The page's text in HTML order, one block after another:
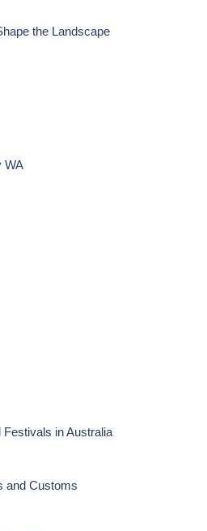
the Landscape
WA
in Australia
and Customs